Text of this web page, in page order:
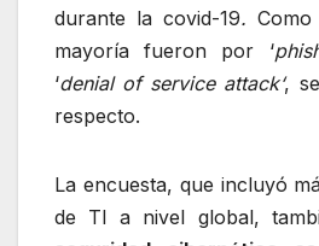
durante la covid-19.
mayoría fueron por ‘
‘denial of service attack‘,
respecto.
La encuesta, que incluyó
de TI a nivel global,